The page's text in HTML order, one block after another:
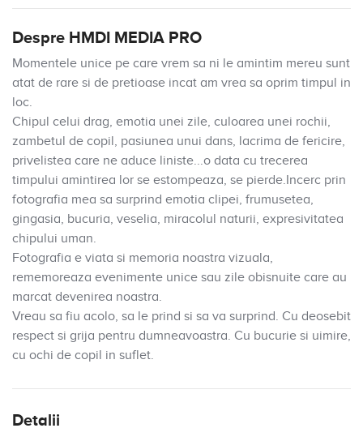
Despre HMDI MEDIA PRO
Momentele unice pe care vrem sa ni le amintim mereu sunt
atat de rare si de pretioase incat am vrea sa oprim timpul in
loc.
Chipul celui drag, emotia unei zile, culoarea unei rochii,
zambetul de copil, pasiunea unui dans, lacrima de fericire,
privelistea care ne aduce liniste...o data cu trecerea
timpului amintirea lor se estompeaza, se pierde.Incerc prin
fotografia mea sa surprind emotia clipei, frumusetea,
gingasia, bucuria, veselia, miracolul naturii, expresivitatea
chipului uman.
Fotografia e viata si memoria noastra vizuala,
rememoreaza evenimente unice sau zile obisnuite care au
marcat devenirea noastra.
Vreau sa fiu acolo, sa le prind si sa va surprind. Cu deosebit
respect si grija pentru dumneavoastra. Cu bucurie si uimire,
cu ochi de copil in suflet.
Detalii